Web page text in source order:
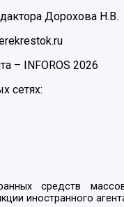
Дорохова Н.В.
–
INFOROS 2026
сетях:
средств
иностранного